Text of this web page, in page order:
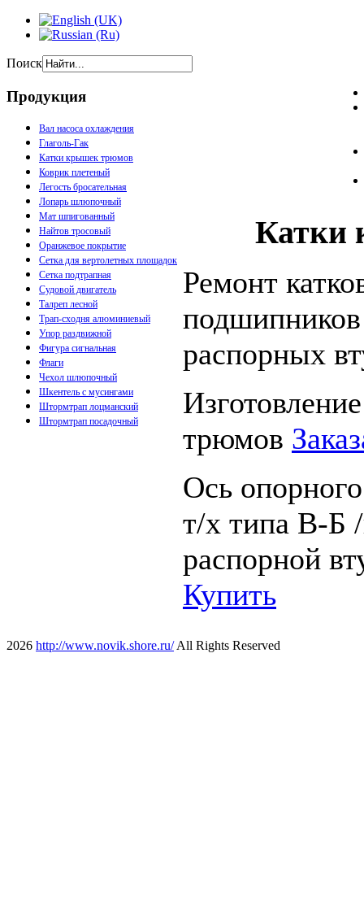
Поиск
Продукция
Вал насоса охлаждения
Глаголь-Гак
Катки крышек трюмов
Коврик плетеный
Легость бросательная
Лопарь шлюпочный
Мат шпигованный
Найтов тросовый
Оранжевое покрытие
Сетка для вертолетных площадок
Сетка подтрапная
Судовой двигатель
Талреп лесной
Трап-сходня алюминиевый
Упор раздвижной
Фигура сигнальная
Флаги
Чехол шлюпочный
Шкентель с мусингами
Штормтрап лоцманский
Штормтрап посадочный
Катки
Ремонт
подшипников
распорных
трюмов
Ось
т/х типа В-Б
распорной
Купить
2026 http://www.novik.shore.ru/All Rights Reserved